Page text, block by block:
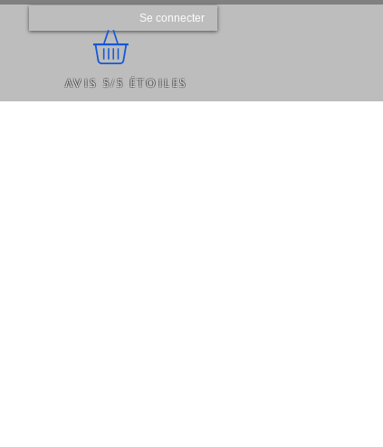
Se connecter
Avis 5/5 étoiles